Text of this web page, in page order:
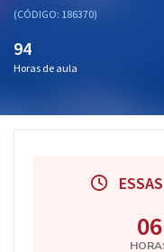
OAB
Mentorias
(CÓDIGO: 186370)
94
Horas de aula
06